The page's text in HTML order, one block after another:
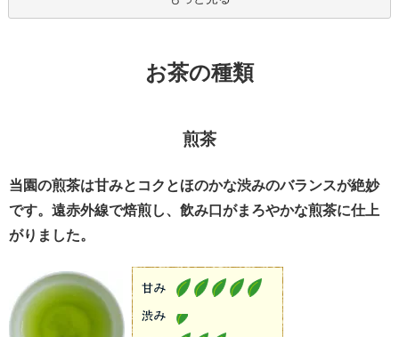
お茶の種類
煎茶
当園の煎茶は甘みとコクとほのかな渋みのバランスが絶妙
です。遠赤外線で焙煎し、飲み口がまろやかな煎茶に仕上
がりました。